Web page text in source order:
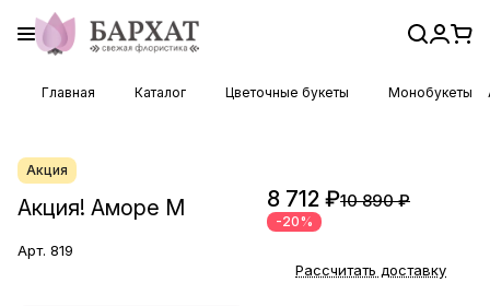
Главная Каталог Цветочные букеты Монобукеты
Акция
Акция! Аморе М
Арт. 819
8 712 ₽10 890 ₽
-20%
Рассчитать доставку